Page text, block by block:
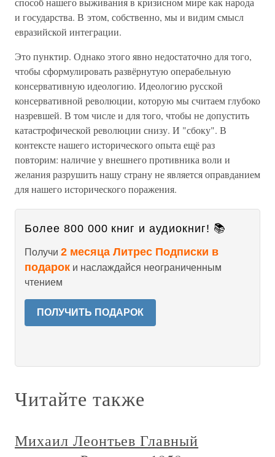
и государства. В этом, собственно, мы и видим смысл
евразийской интеграции.
Это пунктир. Однако этого явно недостаточно для того,
чтобы сформулировать развёрнутую операбельную
консервативную идеологию. Идеологию русской
консервативной революции, которую мы считаем глубоко
назревшей. В том числе и для того, чтобы не допустить
катастрофической революции снизу. И "сбоку". В
контексте нашего исторического опыта ещё раз
повторим: наличие у внешнего противника воли и
желания разрушить нашу страну не является оправданием
для нашего исторического поражения.
Более 800 000 книг и аудиокниг! 📚
Получи 2 месяца Литрес Подписки в
подарок и наслаждайся неограниченным
чтением
ПОЛУЧИТЬ ПОДАРОК
Читайте также
Михаил Леонтьев Главный